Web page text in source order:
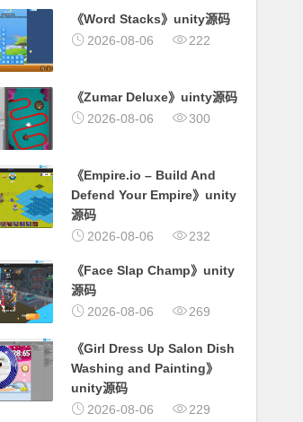
《Word Stacks》unity源码
2026-08-06
222
《Zumar Deluxe》uinty源码
2026-08-06
300
《Empire.io – Build And
Defend Your Empire》unity
源码
2026-08-06
232
《Face Slap Champ》unity
源码
2026-08-06
269
《Girl Dress Up Salon Dish
Washing and Painting》
unity源码
2026-08-06
229